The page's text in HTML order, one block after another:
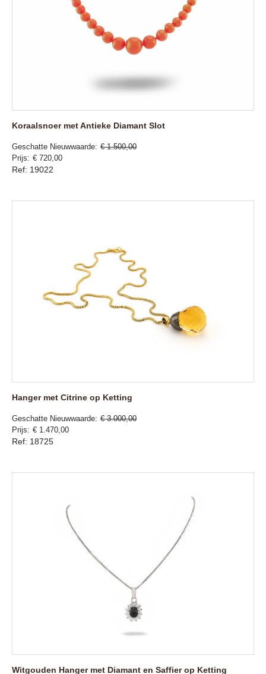
Koraalsnoer met Antieke Diamant Slot
Geschatte Nieuwwaarde € 1.500,00
Prijs
€ 720,00
Ref: 19022
Hanger met Citrine op Ketting
Geschatte Nieuwwaarde € 3.000,00
Prijs
€ 1.470,00
Ref: 18725
Witgouden Hanger met Diamant en Saffier op Ketting